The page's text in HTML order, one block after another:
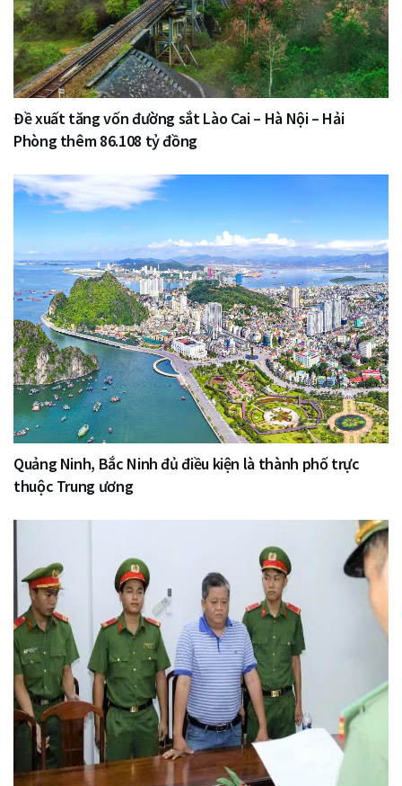
Đề xuất tăng vốn đường sắt Lào Cai – Hà Nội – Hải
Phòng thêm 86.108 tỷ đồng
Quảng Ninh, Bắc Ninh đủ điều kiện là thành phố trực
thuộc Trung ương